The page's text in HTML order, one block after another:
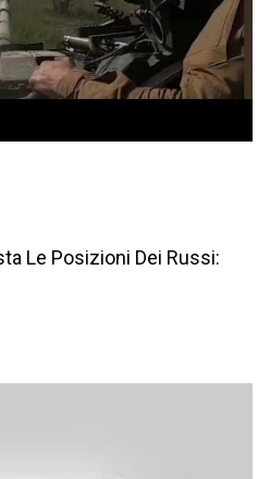
Le Posizioni Dei Russi: